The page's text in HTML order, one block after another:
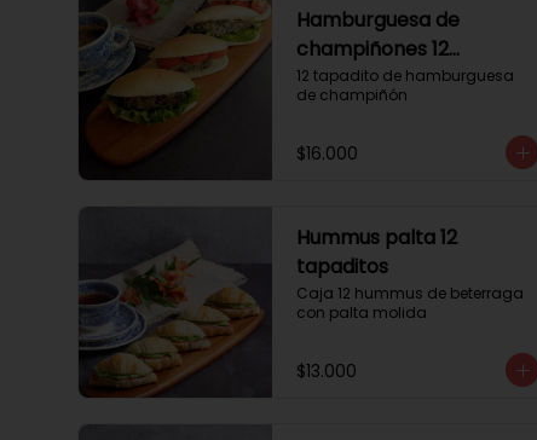
Hamburguesa de
champiñones 12
tapaditos
12 tapadito de hamburguesa
de champiñón
$16.000
Hummus palta 12
tapaditos
Caja 12 hummus de beterraga
con palta molida
$13.000